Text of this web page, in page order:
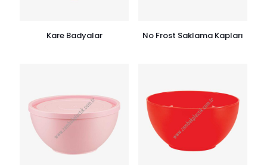
Kare Badyalar No Frost Saklama Kapları